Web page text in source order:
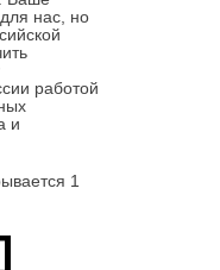
нас, но
работой
и
1